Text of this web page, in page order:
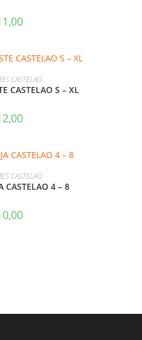
OPCIONES
CASTELAO
CASTELAO S – XL
OPCIONES
CASTELAO
CASTELAO 4 – 8